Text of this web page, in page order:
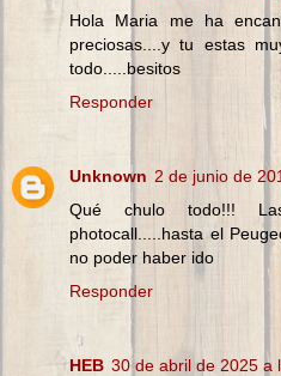
Hola Maria me ha
preciosas....y tu estas
todo.....besitos
Responder
Unknown 2 de junio de
Qué chulo todo!!!
photocall.....hasta el
no poder haber ido
Responder
HEB 30 de abril de 2025 a